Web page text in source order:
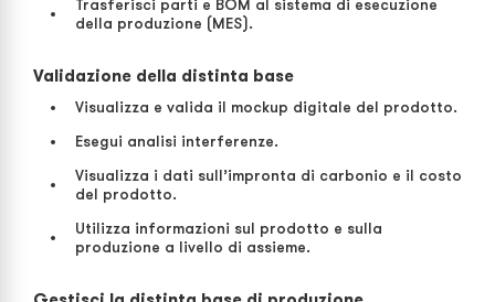
Trasferisci parti e BOM al sistema di esecuzione
della produzione (MES).
Validazione della distinta base
Visualizza e valida il mockup digitale del prodotto.
Esegui analisi interferenze.
Visualizza i dati sull’impronta di carbonio e il costo
del prodotto.
Utilizza informazioni sul prodotto e sulla
produzione a livello di assieme.